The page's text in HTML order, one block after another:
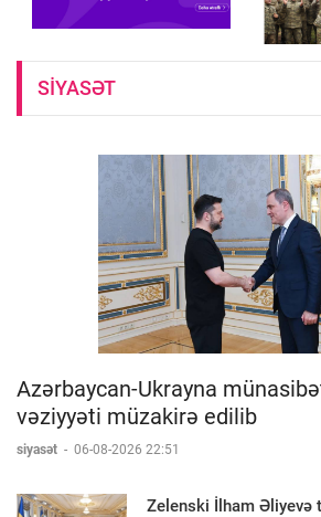
SIYASƏT
Azərbaycan-Ukrayna
vəziyyəti müzakirə edilib
siyasət - 06-08-2026 22:51
Zelenski İlham Əliyevə